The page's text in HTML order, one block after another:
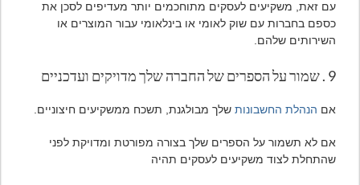
עם זאת, משקיעים לעסקים מתוחכמים יותר מעדיפים לסכן את
כספם בחברות עם שוק לאומי או בינלאומי עבור המוצרים או
השירותים שלהם.
9 . שמור על הספרים של החברה שלך מדויקים ועדכניים
אם הנהלת החשבונות שלך מבולגנת, תשכח ממשקיעים חיצוניים.
אם לא תשמור על הספרים שלך בצורה מפורטת ומדויקת לפני
שהתחלת לצוד משקיעים לעסקים תהיה